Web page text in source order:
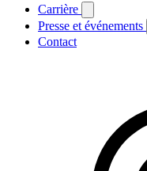
Carrière
Presse et événements
Contact